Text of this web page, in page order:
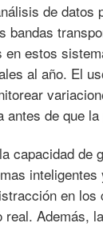
de
bandas
estos
al año. El
de que
capacidad de
en
Además,